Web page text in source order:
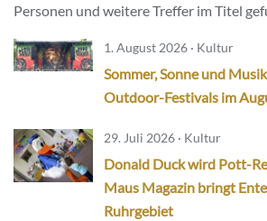
Personen und weitere Treffer im Titel
1. August 2026 · Kultur
Sommer, Sonne und
Outdoor-Festivals im
29. Juli 2026 · Kultur
Donald Duck wird Pott-
Maus Magazin bringt
Ruhrgebiet